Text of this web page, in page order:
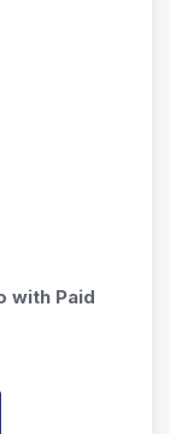
with Paid